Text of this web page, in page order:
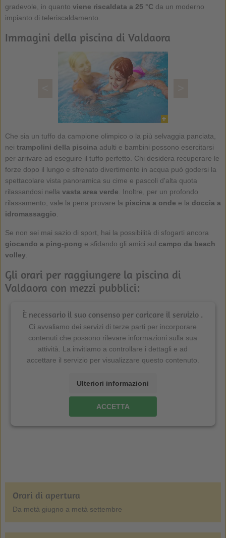
gradevole, in quanto viene riscaldata a 25 °C da un moderno
impianto di teleriscaldamento.
Immagini della piscina di Valdaora
Che sia un tuffo da campione olimpico o la più selvaggia panciata,
nei trampolini della piscina adulti e bambini possono esercitarsi
per arrivare ad eseguire il tuffo perfetto. Chi desidera recuperare le
forze dopo il lungo e sfrenato divertimento in acqua può godersi la
spettacolare vista panoramica su cime e pascoli d'alta quota
rilassandosi nella vasta area verde . Inoltre, per un profondo
rilassamento, vale la pena provare la piscina a onde e la doccia a
idromassaggio
Se non sei mai sazio di sport, hai la possibilità di sfogarti ancora
giocando a ping-pong e sfidando gli amici sul campo da beach
volley.
Gli orari per raggiungere la piscina di
Valdaora con mezzi pubblici:
È necessario il suo consenso per caricare il servizio .
Ci avvaliamo dei servizi di terze parti per incorporare
contenuti che possono rilevare informazioni sulla sua
attività. La invitiamo a controllare i dettagli e ad
accettare il servizio per visualizzare questo contenuto.
Ulteriori informazioni
ACCETTA
Orari di apertura
Da metà giugno a metà settembre